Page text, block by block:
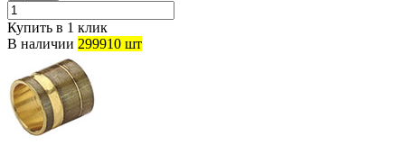
Купить в 1 клик
В наличии 299910 шт